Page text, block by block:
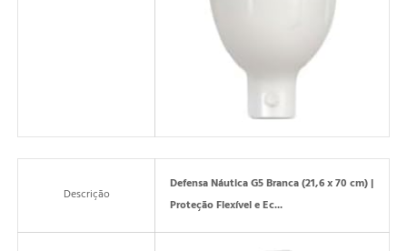
Descrição
Defensa Náutica G5 Branca (21,6 x 70 cm) |
Proteção Flexível e Ec...